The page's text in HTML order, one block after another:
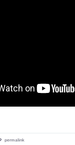
permalink